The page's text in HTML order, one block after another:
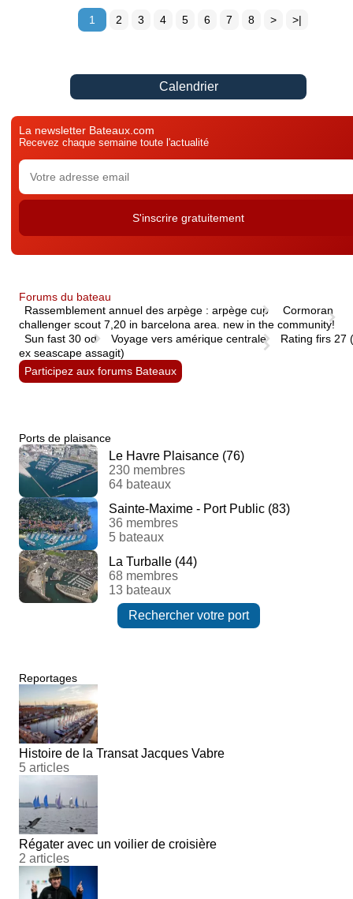
1 2 3 4 5 6 7 8 > >|
Calendrier
La newsletter Bateaux.com
Recevez chaque semaine toute l'actualité
Forums du bateau
Rassemblement annuel des arpège : arpège cup
Cormoran
challenger scout 7,20 in barcelona area. new in the community!
Sun fast 30 od
Voyage vers amérique centrale
Rating firs 27 (
ex seascape assagit)
Participez aux forums Bateaux
Ports de plaisance
Le Havre Plaisance (76)
230 membres
64 bateaux
Sainte-Maxime - Port Public (83)
36 membres
5 bateaux
La Turballe (44)
68 membres
13 bateaux
Rechercher votre port
Reportages
Histoire de la Transat Jacques Vabre
5 articles
Régater avec un voilier de croisière
2 articles